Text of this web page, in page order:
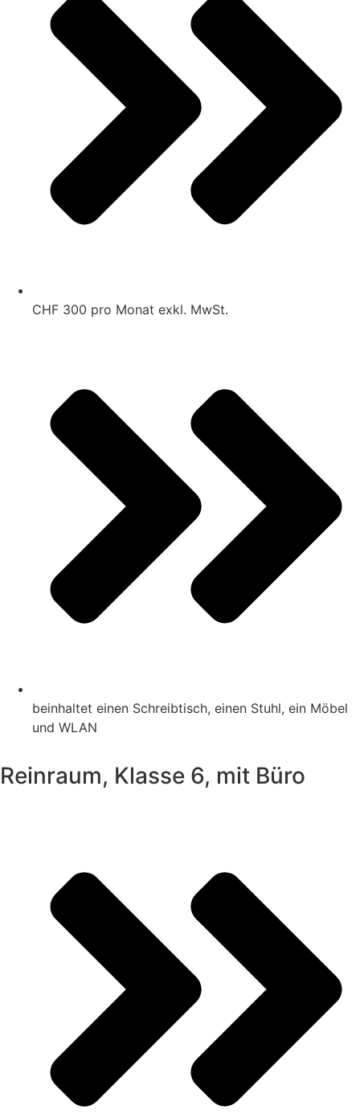
CHF 300 pro Monat exkl. MwSt.
beinhaltet einen Schreibtisch, einen Stuhl, ein Möbel
und WLAN
Reinraum, Klasse 6, mit Büro